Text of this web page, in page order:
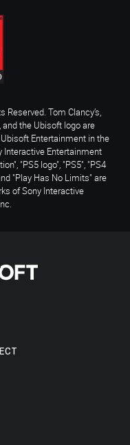
Tom Clancy’s,
and the Ubisoft logo are
Entertainment in the
Interactive Entertainment
"PS5 logo", "PS5", "PS4
"Play Has No Limits" are
of Sony Interactive